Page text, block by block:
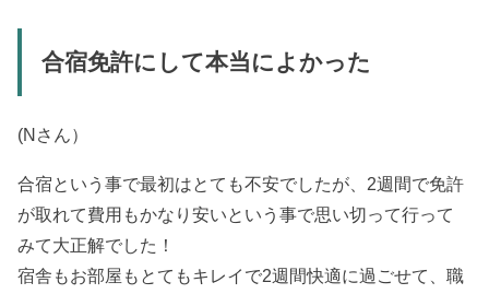
合宿免許にして本当によかった
(Nさん）
合宿という事で最初はとても不安でしたが、2週間で免許
が取れて費用もかなり安いという事で思い切って行って
みて大正解でした！
宿舎もお部屋もとてもキレイで2週間快適に過ごせて、職